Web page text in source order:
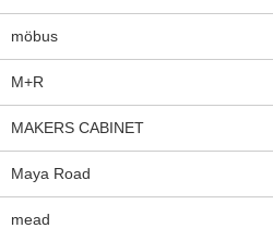
möbus
M+R
MAKERS CABINET
Maya Road
mead